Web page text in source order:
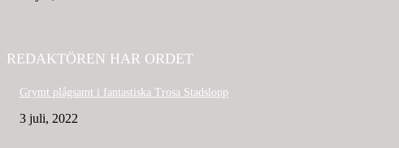
REDAKTÖREN HAR ORDET
Grymt plågsamt i fantastiska Trosa Stadslopp
3 juli, 2022